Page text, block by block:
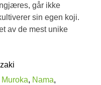
går ikke
sin egen koji.
av de mest unike
Muroka, Nama,